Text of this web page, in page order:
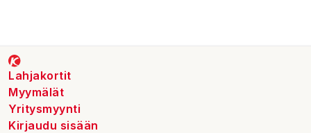
Lahjakortit
Myymälät
Yritysmyynti
Kirjaudu sisään